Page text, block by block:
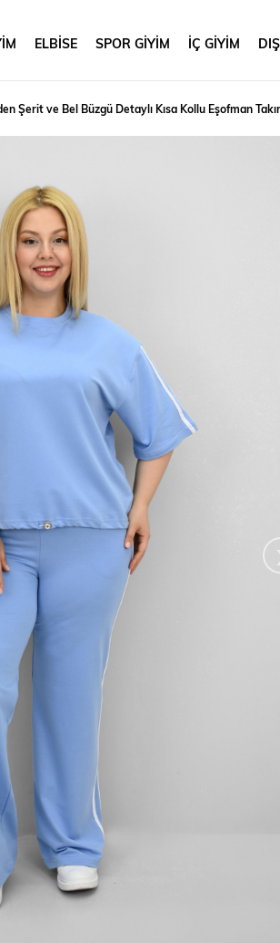
ELBİSE SPOR GİYİM İÇ GİYİM
Şerit ve Bel Büzgü Detaylı Kısa Kollu Eşofman